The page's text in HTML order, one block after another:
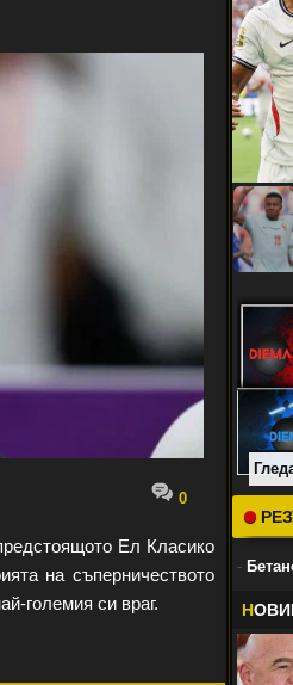
0
Ел Класико
на съперничеството
големия си враг.
-
Н